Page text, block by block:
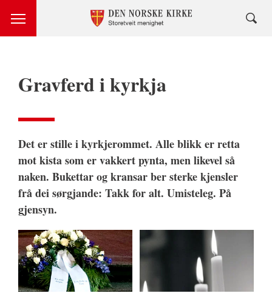
Gravferd i kyrkja
Det er stille i kyrkjerommet. Alle blikk er retta
mot kista som er vakkert pynta, men likevel så
naken. Bukettar og kransar ber sterke kjensler
frå dei sørgjande: Takk for alt. Umisteleg. På
gjensyn.